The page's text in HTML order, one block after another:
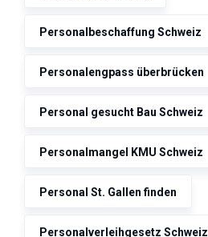
Personalbeschaffung Schweiz
Personalengpass überbrücken
Personal gesucht Bau Schweiz
Personalmangel KMU Schweiz
Personal St. Gallen finden
Personalverleihgesetz Schweiz